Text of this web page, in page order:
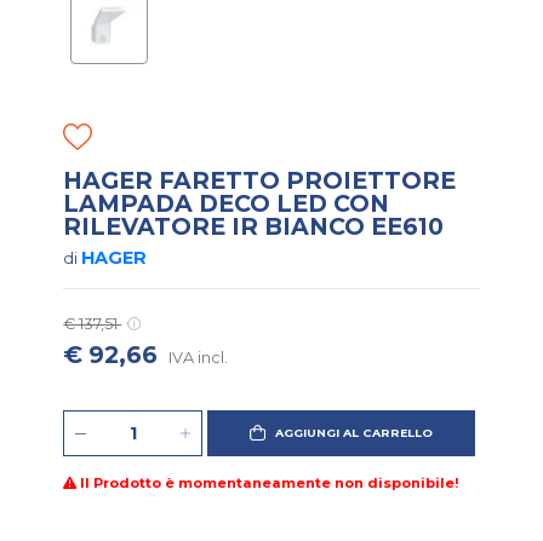
HAGER FARETTO PROIETTORE
LAMPADA DECO LED CON
RILEVATORE IR BIANCO EE610
di HAGER
€ 137,51
€ 92,66 IVA incl.
AGGIUNGI AL CARRELLO
Il Prodotto è momentaneamente non disponibile!